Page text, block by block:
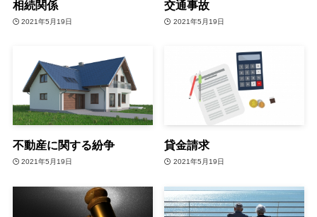
相続関係
2021年5月19日
交通事故
2021年5月19日
不動産に関する紛争
2021年5月19日
貸金請求
2021年5月19日